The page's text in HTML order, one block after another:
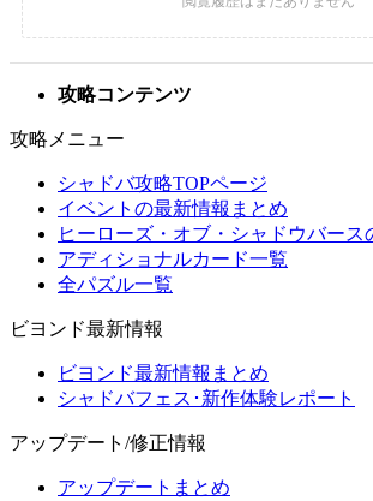
攻略コンテンツ
攻略メニュー
シャドバ攻略TOPページ
イベントの最新情報まとめ
ヒーローズ・オブ・シャドウバース
アディショナルカード一覧
全パズル一覧
ビヨンド最新情報
ビヨンド最新情報まとめ
シャドバフェス･新作体験レポート
アップデート/修正情報
アップデートまとめ